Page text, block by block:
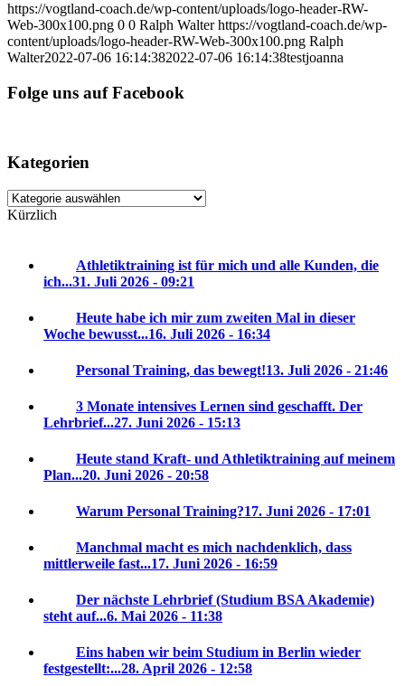
https://vogtland-coach.de/wp-content/uploads/logo-header-RW-
Web-300x100.png 0 0 Ralph Walter https://vogtland-coach.de/wp-
content/uploads/logo-header-RW-Web-300x100.png Ralph
Walter2022-07-06 16:14:382022-07-06 16:14:38testjoanna
Folge uns auf Facebook
Kategorien
Kategorien
Kürzlich
Athletiktraining ist für mich und alle Kunden, die
ich...31. Juli 2026 - 09:21
Heute habe ich mir zum zweiten Mal in dieser
Woche bewusst...16. Juli 2026 - 16:34
Personal Training, das bewegt!13. Juli 2026 - 21:46
3 Monate intensives Lernen sind geschafft. Der
Lehrbrief...27. Juni 2026 - 15:13
Heute stand Kraft- und Athletiktraining auf meinem
Plan...20. Juni 2026 - 20:58
Warum Personal Training?17. Juni 2026 - 17:01
Manchmal macht es mich nachdenklich, dass
mittlerweile fast...17. Juni 2026 - 16:59
Der nächste Lehrbrief (Studium BSA Akademie)
steht auf...6. Mai 2026 - 11:38
Eins haben wir beim Studium in Berlin wieder
festgestellt:...28. April 2026 - 12:58